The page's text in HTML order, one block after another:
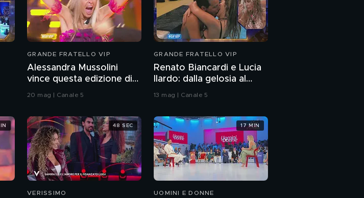
GRANDE FRATELLO VIP
Alessandra Mussolini
vince questa edizione di
Grande Fratello VIP
20 mag | Canale 5
GRANDE FRATELLO VIP
Renato Biancardi e Lucia
Ilardo: dalla gelosia al
13 mag | Canale 5
VERISSIMO
48 SEC
UOMINI E DONNE
17 MIN